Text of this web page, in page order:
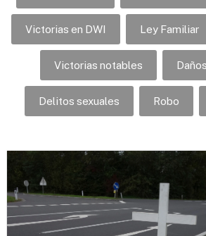
Victorias en DWI Ley Familiar
Victorias notables
Delitos sexuales Robo